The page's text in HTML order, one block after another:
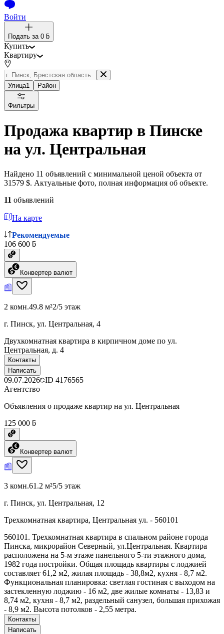
Войти
Подать за 0 ƃ
Купить
Квартиру
Улица1 Район
Фильтры
Продажа квартир в Пинске
на ул. Центральная
Найдено 11 объявлений с минимальной ценой объекта от
31579 $. Актуальные фото, полная информация об объекте.
11 объявлений
На карте
Рекомендуемые
106 600 ƃ
Конвертер валют
2 комн.49.8 м²2/5 этаж
г. Пинск, ул. Центральная, 4
Двухкомнатная квартира в кирпичном доме по ул.
Центральная, д. 4
Контакты
Написать
09.07.2026 ID 4176565
Агентство
Объявления о продаже квартир на ул. Центральная
125 000 ƃ
Конвертер валют
3 комн.61.2 м²5/5 этаж
г. Пинск, ул. Центральная, 12
Трехкомнатная квартира, Центральная ул. - 560101
560101. Трехкомнатная квартира в спальном районе города
Пинска, микрорайон Северный, ул.Центральная. Квартира
расположена на 5-м этаже панельного 5-ти этажного дома,
1982 года постройки. Общая площадь квартиры с лоджией
составляет 61,2 м2, жилая площадь - 38,8м2, кухня - 8,7 м2.
Функциональная планировка: светлая гостиная с выходом на
застекленную лоджию - 16 м2, две жилые комнаты - 13,83 и
8,74 м2, кухня - 8,7 м2, раздельный санузел, большая прихожая
- 8,9 м2. Высота потолков - 2,55 метра.
Контакты
Написать